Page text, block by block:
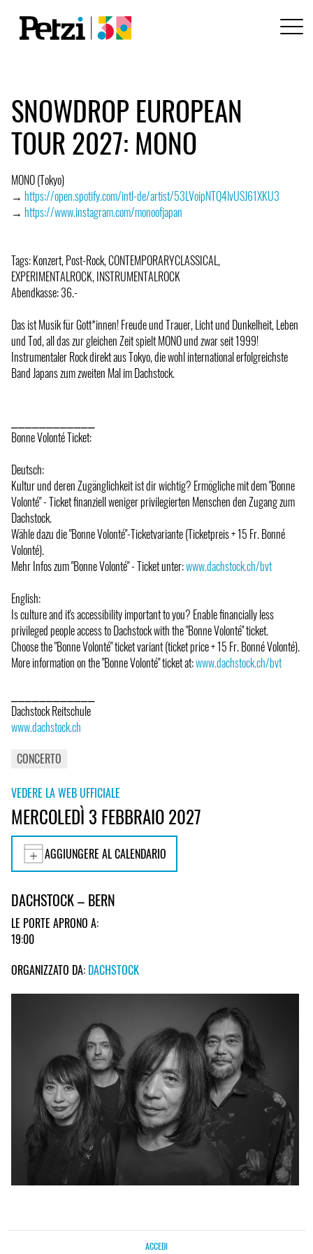
SNOWDROP EUROPEAN
TOUR 2027: MONO
MONO (Tokyo)
→ https://open.spotify.com/intl-de/artist/53LVoipNTQ4lvUSJ61XKU3
→ https://www.instagram.com/monoofjapan
Tags: Konzert, Post-Rock, CONTEMPORARYCLASSICAL,
EXPERIMENTALROCK, INSTRUMENTALROCK
Abendkasse: 36.-
Das ist Musik für Gott*innen! Freude und Trauer, Licht und Dunkelheit, Leben
und Tod, all das zur gleichen Zeit spielt MONO und zwar seit 1999!
Instrumentaler Rock direkt aus Tokyo, die wohl international erfolgreichste
Band Japans zum zweiten Mal im Dachstock.
Bonne Volonté Ticket:
Deutsch:
Kultur und deren Zugänglichkeit ist dir wichtig? Ermögliche mit dem "Bonne
Volonté" - Ticket finanziell weniger privilegierten Menschen den Zugang zum
Dachstock.
Wähle dazu die "Bonne Volonté"-Ticketvariante (Ticketpreis + 15 Fr. Bonné
Volonté).
Mehr Infos zum "Bonne Volonté" - Ticket unter:www.dachstock.ch/bvt
English:
Is culture and it's accessibility important to you? Enable financially less
privileged people access to Dachstock with the "Bonne Volonté" ticket.
Choose the "Bonne Volonté" ticket variant (ticket price + 15 Fr. Bonné Volonté).
More information on the "Bonne Volonté" ticket at:www.dachstock.ch/bvt
Dachstock Reitschule
www.dachstock.ch
CONCERTO
VEDERE LA WEB UFFICIALE
MERCOLEDÌ 3 FEBBRAIO 2027
AGGIUNGERE AL CALENDARIO
DACHSTOCK – BERN
LE PORTE APRONO A:
19:00
ORGANIZZATO DA: DACHSTOCK
ACCEDI